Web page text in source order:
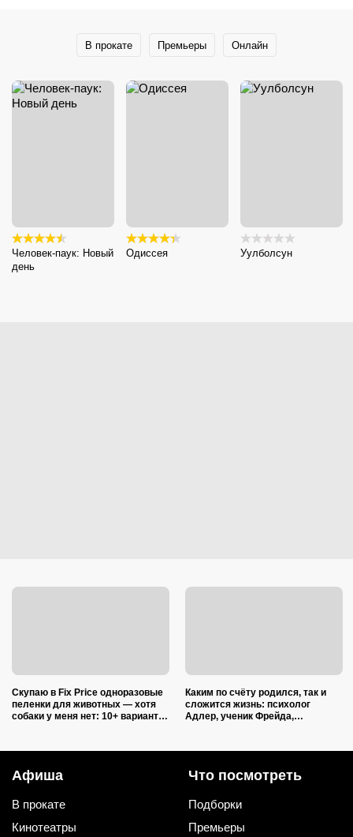
В прокате Премьеры Онлайн
Человек-паук: Новый
день
Одиссея Уулболсун
Скупаю в Fix Price одноразовые
пеленки для животных — хотя
собаки у меня нет: 10+ вариантов
Каким по счёту родился, так и
сложится жизнь: психолог
Адлер, ученик Фрейда,
Афиша
В прокате
Кинотеатры
Что посмотреть
Подборки
Премьеры